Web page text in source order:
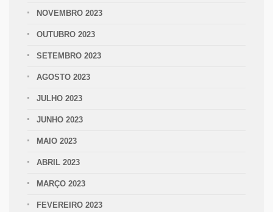
NOVEMBRO 2023
OUTUBRO 2023
SETEMBRO 2023
AGOSTO 2023
JULHO 2023
JUNHO 2023
MAIO 2023
ABRIL 2023
MARÇO 2023
FEVEREIRO 2023